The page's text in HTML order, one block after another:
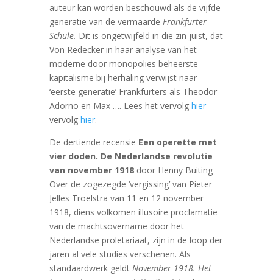
auteur kan worden beschouwd als de vijfde
generatie van de vermaarde Frankfurter
Schule. Dit is ongetwijfeld in die zin juist, dat
Von Redecker in haar analyse van het
moderne door monopolies beheerste
kapitalisme bij herhaling verwijst naar
‘eerste generatie’ Frankfurters als Theodor
Adorno en Max …. Lees het vervolg hier
vervolg hier.
De dertiende recensie Een operette met
vier doden. De Nederlandse revolutie
van november 1918 door Henny Buiting
Over de zogezegde ‘vergissing’ van Pieter
Jelles Troelstra van 11 en 12 november
1918, diens volkomen illusoire proclamatie
van de machtsovername door het
Nederlandse proletariaat, zijn in de loop der
jaren al vele studies verschenen. Als
standaardwerk geldt November 1918. Het